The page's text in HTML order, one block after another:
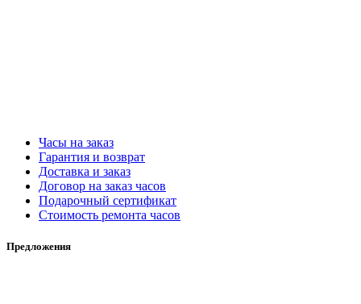
Часы на заказ
Гарантия и возврат
Доставка и заказ
Договор на заказ часов
Подарочный сертификат
Стоимость ремонта часов
Предложения